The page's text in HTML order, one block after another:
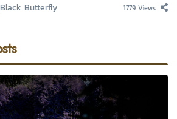
Black Butterfly 1779 Views